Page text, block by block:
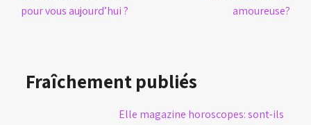
pour vous aujourd’hui ?
amoureuse?
Fraîchement publiés
Elle magazine horoscopes: sont-ils